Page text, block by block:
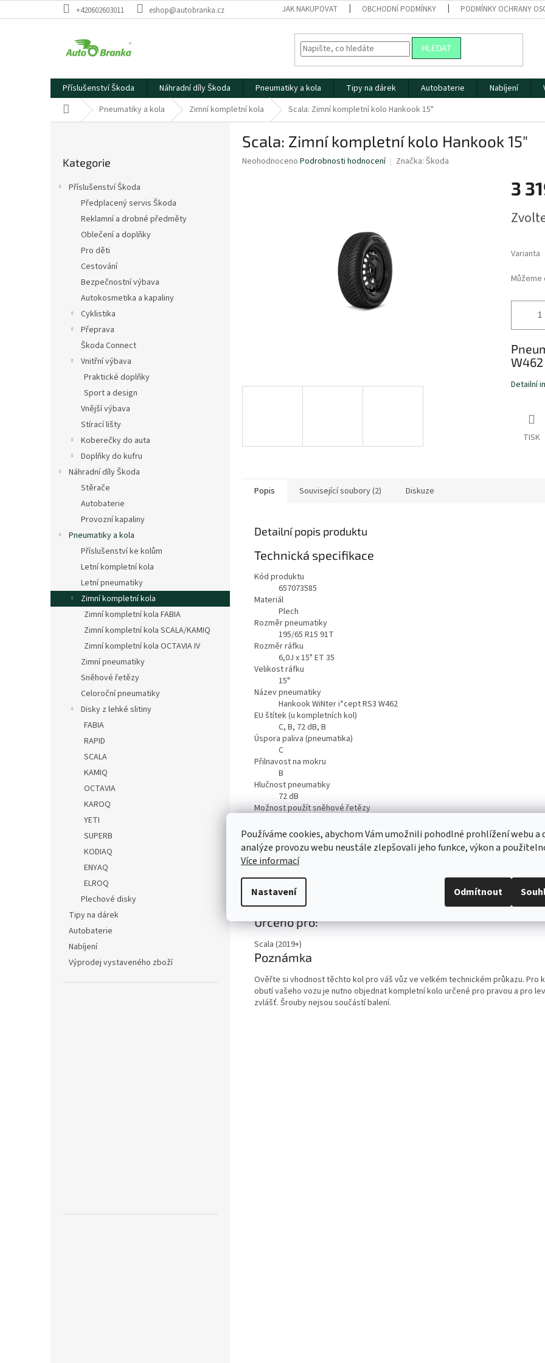
Používáme cookies, abychom Vám umožnili pohodlné prohlížení webu a
analýze provozu webu neustále zlepšovali jeho funkce, výkon a
Více informací
Nastavení Odmítnout
na
+420602603011 eshop@autobranka.cz JAK NAKUPOVAT OBCHODNÍ PODMÍNKY PODMÍNKY OCHRANY
HLEDAT
Příslušenství Škoda Náhradní díly Škoda Pneumatiky a kola Tipy na dárek Autobaterie Nabíjení
Domů Pneumatiky a kola Zimní kompletní kola Scala: Zimní kompletní kolo Hankook 15"
kategorie
Kategorie
Příslušenství Škoda
Předplacený servis Škoda
Reklamní a drobné předměty
Oblečení a doplňky
Pro děti
Cestování
Bezpečnostní výbava
Autokosmetika a kapaliny
Cyklistika
Přeprava
Škoda Connect
Vnitřní výbava
Praktické doplňky
Sport a design
Vnější výbava
Stírací lišty
Koberečky do auta
Doplňky do kufru
Náhradní díly Škoda
Stěrače
Autobaterie
Provozní kapaliny
Pneumatiky a kola
Příslušenství ke kolům
Letní kompletní kola
Letní pneumatiky
Zimní kompletní kola
Zimní kompletní kola FABIA
Zimní kompletní kola SCALA/KAMIQ
Zimní kompletní kola OCTAVIA IV
Zimní pneumatiky
Sněhové řetězy
Celoroční pneumatiky
Disky z lehké slitiny
FABIA
RAPID
SCALA
KAMIQ
OCTAVIA
KAROQ
YETI
SUPERB
KODIAQ
ENYAQ
ELROQ
Plechové disky
Tipy na dárek
Autobaterie
Nabíjení
Výprodej vystaveného zboží
Scala: Zimní kompletní kolo Hankook 15"
Průměrné
Neohodnoceno Podrobnosti hodnocení Značka: Škoda
3
cena:
Varianta
Můžeme
W462
Detailní
TISK
Popis Související soubory (2) Diskuze
Detailní popis produktu
Technická specifikace
Kód produktu
657073585
Materiál
Plech
Rozměr pneumatiky
195/65 R15 91T
Rozměr ráfku
6,0J x 15" ET 35
Velikost ráfku
15"
Název pneumatiky
Hankook WiNter i*cept RS3 W462
EU štítek (u kompletních kol)
C, B, 72 dB, B
Úspora paliva (pneumatika)
C
Přilnavost na mokru
B
Hlučnost pneumatiky
72dB
Možnost použít sněhové řetězy
Systém monitorování tlaku TPMS (RDKS)
Ne
DOT
2024
Doporučení
Možnost použití kol pro daný vůz je třeba ověřit ve velkém technickém
méně
Určeno pro:
Scala (2019+)
Poznámka
Ověřte si vhodnost těchto kol pro váš vůz ve velkém technickém průkazu. Pro
obutí vašeho vozu je nutno objednat kompletní kolo určené pro pravou a pro
zvlášť. Šrouby nejsou součástí balení.